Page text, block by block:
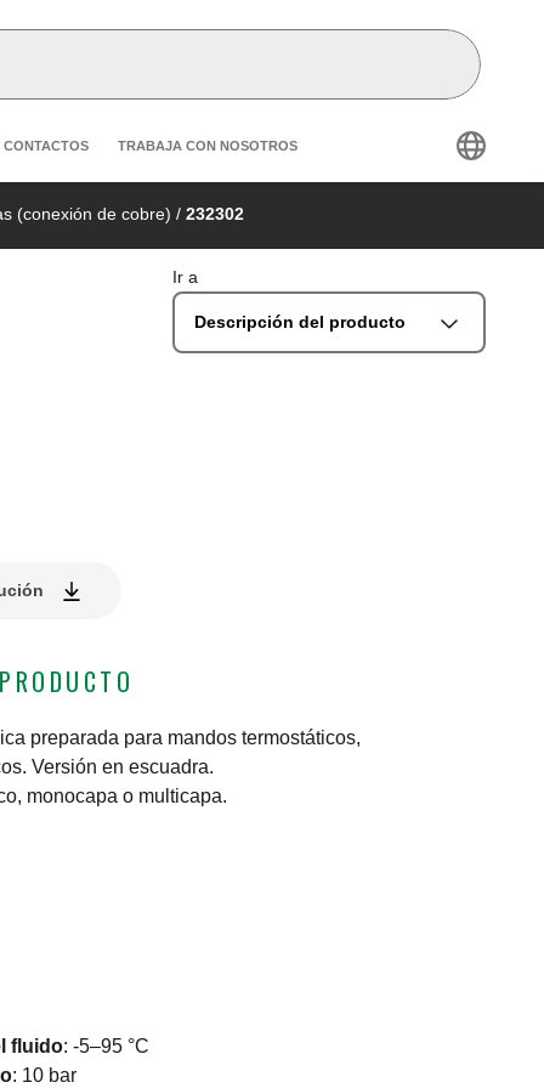
navigation
CONTACTOS TRABAJA CON NOSOTROS
(conexión de cobre) / 232302
Ir a
Descripción del producto
preparada para mandos termostáticos,
Versión en escuadra.
monocapa o multicapa.
fluido: -5–95 °C
: 10 bar